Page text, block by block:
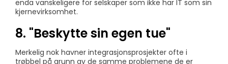
enda vanskeligere for selskaper som ikke har IT som sin
kjernevirksomhet.
8. "Beskytte sin egen tue"
Merkelig nok havner integrasjonsprosjekter ofte i
trøbbel på grunn av de samme problemene de er